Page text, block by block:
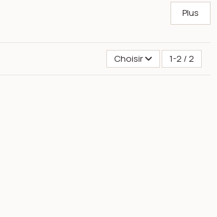
Plus
Choisir 1-2 / 2